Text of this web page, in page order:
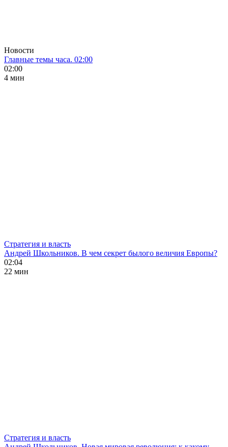
Новости
Главные темы часа. 02:00
02:00
4 мин
Стратегия и власть
Андрей Школьников. В чем секрет былого величия Европы?
02:04
22 мин
Стратегия и власть